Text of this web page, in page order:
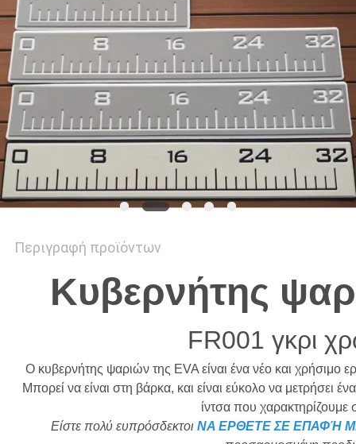
ΕΙΔΉΣΕΙΣ
ΖΗΤΉΣΤΕ
ΈΝΑ
ΑΠΌΣΠΑΣΜΑ
SITEMAP
PRIVACY
Περιγραφή προϊόντων
Κυβερνήτης
FR001 γκρι
Ο κυβερνήτης ψαριών της EVA είναι ένα νέο και χρήσιμο
Μπορεί να είναι στη βάρκα, και είναι εύκολο να μετρήσει
ίντσα που χαρακτηρίζουμε
Είστε πολύ ευπρόσδεκτοι ΝΑ ΕΡΘΕΤΕ ΣΕ ΕΠΑΦΉ